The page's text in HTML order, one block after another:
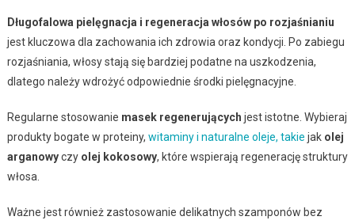
Długofalowa pielęgnacja i regeneracja włosów po rozjaśnianiu
jest kluczowa dla zachowania ich zdrowia oraz kondycji. Po zabiegu
rozjaśniania, włosy stają się bardziej podatne na uszkodzenia,
dlatego należy wdrożyć odpowiednie środki pielęgnacyjne.
Regularne stosowanie masek regenerujących jest istotne. Wybieraj
produkty bogate w proteiny, witaminy i naturalne oleje, takie jak olej
arganowyczy olej kokosowy, które wspierają regenerację struktury
włosa.
Ważne jest również zastosowanie delikatnych szamponów bez